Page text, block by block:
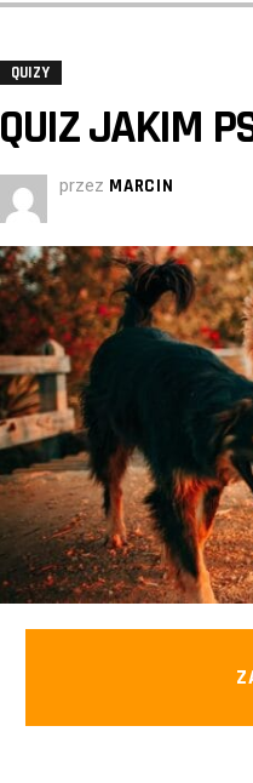
QUIZY
QUIZ JAKIM
przez MARCIN